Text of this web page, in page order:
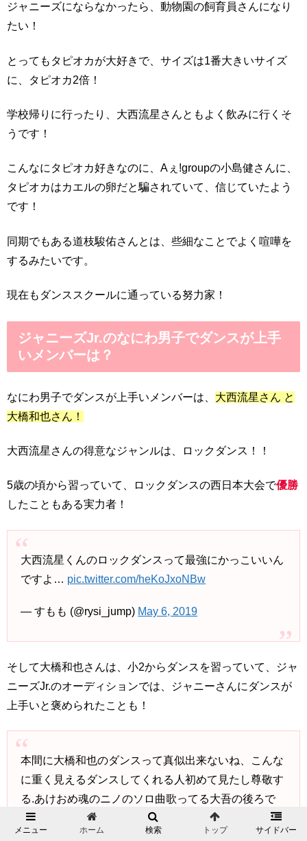
ジャニーズにならなかったら、動物園の飼育員さんになり
たい！
とってもタピオカが大好きで、サイズは1番大きいサイズ
に、タピオカ2倍！
学校帰りに行ったり、大西流星さんともよく飲みに行くそ
うです！
こんなにタピオカ好きなのに、Aぇ!groupの小島健さんに、
タピオカはカエルの卵だと騙されていて、信じていたよう
です！
同期でもある道枝駿佑さんとは、些細なことでよく喧嘩を
するみたいです。
現在もダンススクールに通っている努力家！
ジャニーズJr.のなにわ男子でダンスが上手
いメンバーは？
なにわ男子でダンスが上手いメンバーは、 大西流星さん と
大橋和也さん！
大西流星さんの得意なジャンルは、ロックダンス！！
5歳の頃から習っていて、ロックダンスの西日本大会で優勝
したこともある実力者！
大西流星くんのロックダンスって最強にかっこいいん
ですよ… pic.twitter.com/heKoJxoNBw
— すもも (@rysi_jump) May 6, 2019
そして大橋和也さんは、小2からダンスを習っていて、ジャ
ニーズJr.のオーディションでは、ジャニーさんにダンスが
上手いと褒められたことも！
本間に大橋和也のダンスって真似出来ないね、こんな
に重く見えるダンスしてくれる人初めて見たし尊敬す
る.あけおめ魂のニノのソロ曲歌ってる大吾の後ろで
踊ってた大橋のダンスあれば一生忘れん
一時期降りようとか迷ったけどこの人のダンスだけは
メニュー ホーム 検索 トップ サイドバー